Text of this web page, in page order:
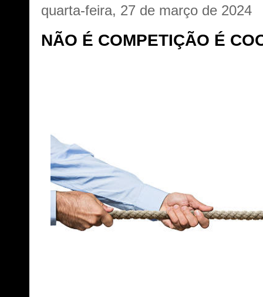
quarta-feira, 27 de março de 2024
NÃO É COMPETIÇÃO É